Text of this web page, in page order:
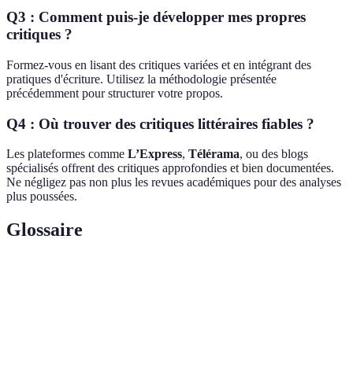
Q3 : Comment puis-je développer mes propres
critiques ?
Formez-vous en lisant des critiques variées et en intégrant des
pratiques d'écriture. Utilisez la méthodologie présentée
précédemment pour structurer votre propos.
Q4 : Où trouver des critiques littéraires fiables ?
Les plateformes comme L’Express, Télérama, ou des blogs
spécialisés offrent des critiques approfondies et bien documentées.
Ne négligez pas non plus les revues académiques pour des analyses
plus poussées.
Glossaire